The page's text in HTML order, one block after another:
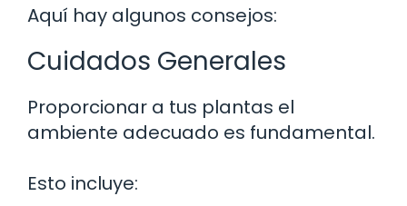
Aquí hay algunos consejos:
Cuidados Generales
Proporcionar a tus plantas el
ambiente adecuado es fundamental.
Esto incluye: